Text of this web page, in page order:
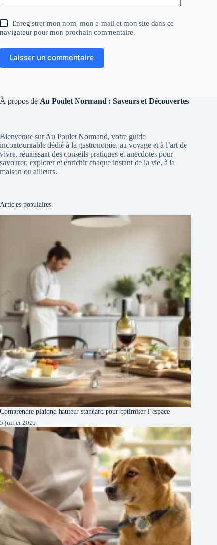
Enregistrer mon nom, mon e-mail et mon site dans ce
navigateur pour mon prochain commentaire.
Laisser un commentaire
À propos de Au Poulet Normand : Saveurs et Découvertes
Bienvenue sur Au Poulet Normand, votre guide
incontournable dédié à la gastronomie, au voyage et à l’art de
vivre, réunissant des conseils pratiques et anecdotes pour
savourer, explorer et enrichir chaque instant de la vie, à la
maison ou ailleurs.
Articles populaires
Comprendre plafond hauteur standard pour optimiser l’espace
5 juillet 2026